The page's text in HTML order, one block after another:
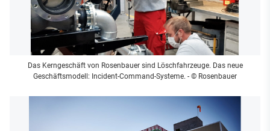
Das Kerngeschäft von Rosenbauer sind Löschfahrzeuge. Das neue
Geschäftsmodell: Incident-Command-Systeme. - © Rosenbauer